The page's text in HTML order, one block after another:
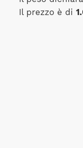
Il prezzo è di